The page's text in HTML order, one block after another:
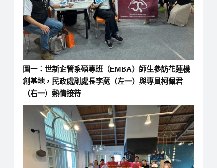
圖一：世新企管系碩專班（EMBA）師生參訪花蓮機
創基地，民政處副處長李葳（左一）與專員柯佩君
（右一）熱情接待